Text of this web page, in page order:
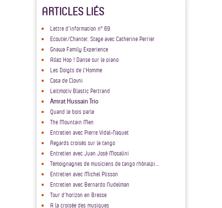
ARTICLES LIÉS
Lettre d'information n° 69
Ecouter/Chanter. Stage avec Catherine Perrier
Gnawa Family Experience
Allez Hop ! Danse sur le piano
Les Doigts de l'Homme
Casa de Clovni
Leitmotiv Blastic Pertrand
Amrat Hussain Trio
Quand le bois parle
The Mountain Men
Entretien avec Pierre Vidal-Naquet
Regards croisés sur le tango
Entretien avec Juan José Mosalini
Témoignagnes de musiciens de tango rhônalpi...
Entretien avec Michel Plisson
Entretien avec Bernardo Nudelman
Tour d'horizon en Bresse
A la croisée des musiques